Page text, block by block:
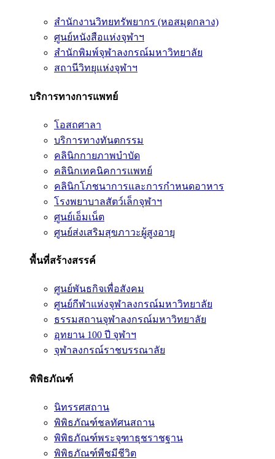
สำนักงานวิทยทรัพยากร (หอสมุดกลาง)
ศูนย์หนังสือแห่งจุฬาฯ
สำนักพิมพ์จุฬาลงกรณ์มหาวิทยาลัย
สถานีวิทยุแห่งจุฬาฯ
บริการทางการแพทย์
โอสถศาลา
บริการทางทันตกรรม
คลินิกกายภาพบำบัด
คลินิกเทคนิคการแพทย์
คลินิกโภชนาการและการกำหนดอาหาร
โรงพยาบาลสัตว์เล็กจุฬาฯ
ศูนย์เอ็มเน็ต
ศูนย์ส่งเสริมสุขภาวะผู้สูงอายุ
พื้นที่สร้างสรรค์
ศูนย์พันธกิจเพื่อสังคม
ศูนย์กีฬาแห่งจุฬาลงกรณ์มหาวิทยาลัย
ธรรมสถานจุฬาลงกรณ์มหาวิทยาลัย
อุทยาน 100 ปี จุฬาฯ
จุฬาลงกรณ์ราชบรรณาลัย
พิพิธภัณฑ์
นิทรรศสถาน
พิพิธภัณฑ์ชลทัศนสถาน
พิพิธภัณฑ์พระจุฑาธุชราชฐาน
พิพิธภัณฑ์พืชมีชีวิต